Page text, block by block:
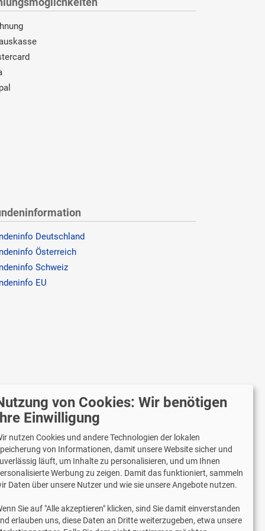
Deutschland
Österreich
Schweiz
EU
versenden mit
Lieferung auch an Packstationen und
Postfilialen
Samstagszustellung
von Cookies: Wir benötigen
Einwilligung
nutzen Cookies und andere Technologien der lokalen
von Informationen, damit unsere Website sicher und
läuft, um Inhalte zu personalisieren, und um Ihnen
Werbung zu zeigen. Damit das funktioniert, sammeln
Daten über unsere Nutzer und wie sie unsere Angebote nutzen.
Sie auf "Alle akzeptieren" klicken, sind Sie damit einverstanden
erlauben uns, diese Daten an Dritte weiterzugeben, etwa unsere